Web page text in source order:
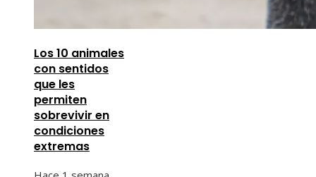
Los 10 animales
con sentidos
que les
permiten
sobrevivir en
condiciones
extremas